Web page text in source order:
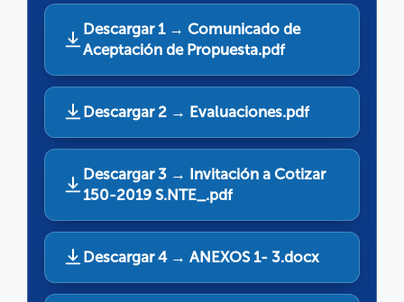
Descargar 1 → Comunicado de
Aceptación de Propuesta.pdf
Descargar 2 → Evaluaciones.pdf
Descargar 3 → Invitación a Cotizar
150-2019 S.NTE_.pdf
Descargar 4 → ANEXOS 1- 3.docx